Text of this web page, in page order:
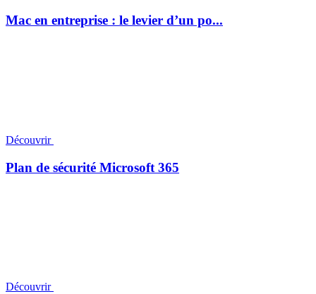
Mac en entreprise : le levier d’un po...
Découvrir
Plan de sécurité Microsoft 365
Découvrir